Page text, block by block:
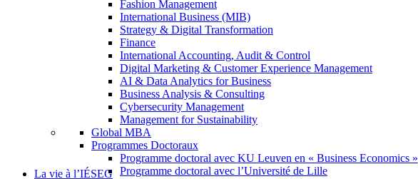
Fashion Management
International Business (MIB)
Strategy & Digital Transformation
Finance
International Accounting, Audit & Control
Digital Marketing & Customer Experience Management
AI & Data Analytics for Business
Business Analysis & Consulting
Cybersecurity Management
Management for Sustainability
Global MBA
Programmes Doctoraux
Programme doctoral avec KU Leuven en « Business Economics »
Programme doctoral avec l’Université de Lille
La vie à l’IÉSEG